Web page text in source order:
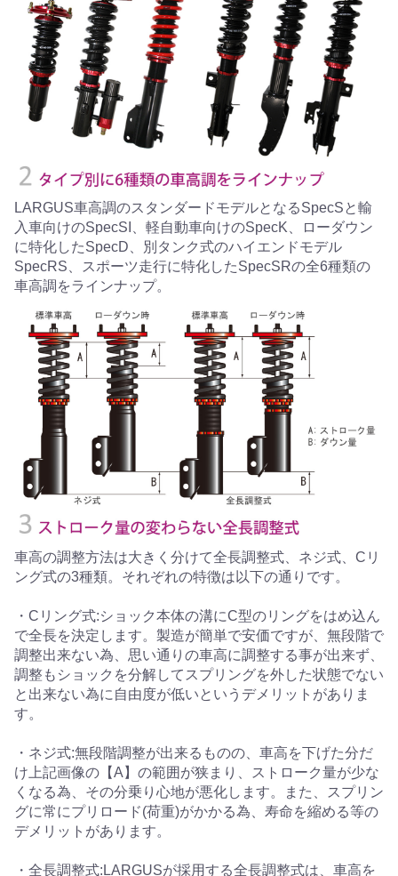
LARGUS車高調のスタンダードモデルとなるSpecSと輸
入車向けのSpecSI、軽自動車向けのSpecK、ローダウン
に特化したSpecD、別タンク式のハイエンドモデル
SpecRS、スポーツ走行に特化したSpecSRの全6種類の
車高調をラインナップ。
車高の調整方法は大きく分けて全長調整式、ネジ式、Cリ
ング式の3種類。それぞれの特徴は以下の通りです。
・Cリング式:ショック本体の溝にC型のリングをはめ込ん
で全長を決定します。製造が簡単で安価ですが、無段階で
調整出来ない為、思い通りの車高に調整する事が出来ず、
調整もショックを分解してスプリングを外した状態でない
と出来ない為に自由度が低いというデメリットがありま
す。
・ネジ式:無段階調整が出来るものの、車高を下げた分だ
け上記画像の【A】の範囲が狭まり、ストローク量が少な
くなる為、その分乗り心地が悪化します。また、スプリン
グに常にプリロード(荷重)がかかる為、寿命を縮める等の
デメリットがあります。
・全長調整式:LARGUSが採用する全長調整式は、車高を